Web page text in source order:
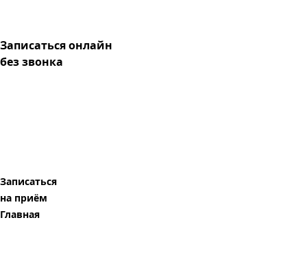
Записаться онлайн
без звонка
Записаться
на приём
Главная